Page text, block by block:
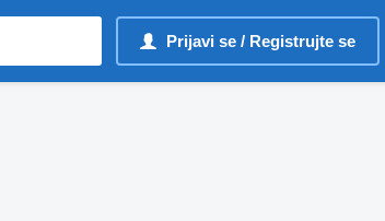
Prijavi se / Registrujte se